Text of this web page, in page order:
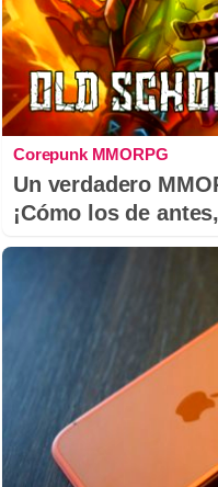
Corepunk MMORPG
Un verdadero
¡Cómo los de